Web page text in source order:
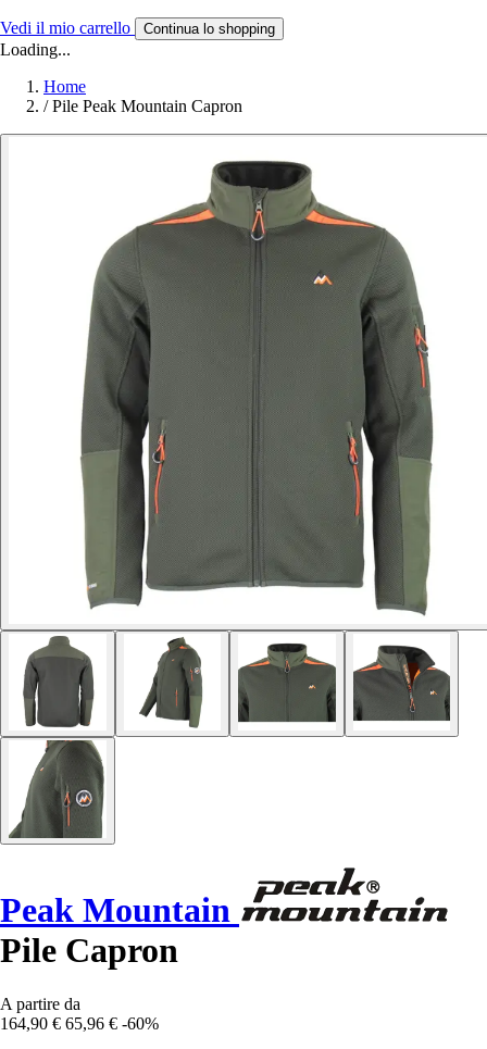
Vedi il mio carrello Continua lo shopping
Loading...
Home
/ Pile Peak Mountain Capron
Peak Mountain
Pile Capron
A partire da
164,90 € 65,96 € -60%